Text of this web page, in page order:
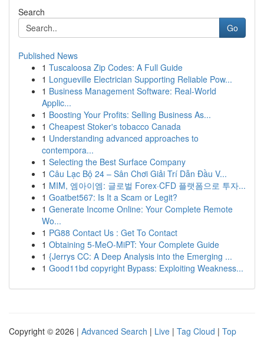
Search
Go
Published News
1 Tuscaloosa Zip Codes: A Full Guide
1 Longueville Electrician Supporting Reliable Pow...
1 Business Management Software: Real-World
Applic...
1 Boosting Your Profits: Selling Business As...
1 Cheapest Stoker's tobacco Canada
1 Understanding advanced approaches to
contempora...
1 Selecting the Best Surface Company
1 Câu Lạc Bộ 24 – Sân Chơi Giải Trí Dẫn Đầu V...
1 MIM, 엠아이엠: 글로벌 Forex·CFD 플랫폼으로 투자...
1 Goatbet567: Is It a Scam or Legit?
1 Generate Income Online: Your Complete Remote
Wo...
1 PG88 Contact Us : Get To Contact
1 Obtaining 5-MeO-MiPT: Your Complete Guide
1 {Jerrys CC: A Deep Analysis into the Emerging ...
1 Good11bd copyright Bypass: Exploiting Weakness...
Copyright © 2026 | Advanced Search | Live | Tag Cloud | Top